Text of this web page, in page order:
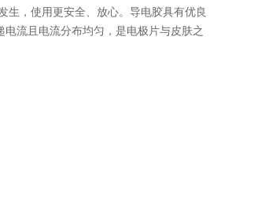
生，使用更安全、放心。导电胶具有优良
流且电流分布均匀，是电极片与皮肤之